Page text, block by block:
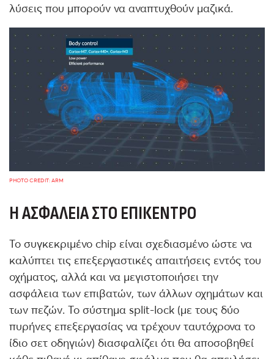
λύσεις που μπορούν να αναπτυχθούν μαζικά.
PHOTO CREDIT: ARM
Η ΑΣΦΆΛΕΙΑ ΣΤΟ ΕΠΊΚΕΝΤΡΟ
Το συγκεκριμένο chip είναι σχεδιασμένο ώστε να
καλύπτει τις επεξεργαστικές απαιτήσεις εντός του
οχήματος, αλλά και να μεγιστοποιήσει την
ασφάλεια των επιβατών, των άλλων οχημάτων και
των πεζών. Το σύστημα split-lock (με τους δύο
πυρήνες επεξεργασίας να τρέχουν ταυτόχρονα το
ίδιο σετ οδηγιών) διασφαλίζει ότι θα αποσοβηθεί